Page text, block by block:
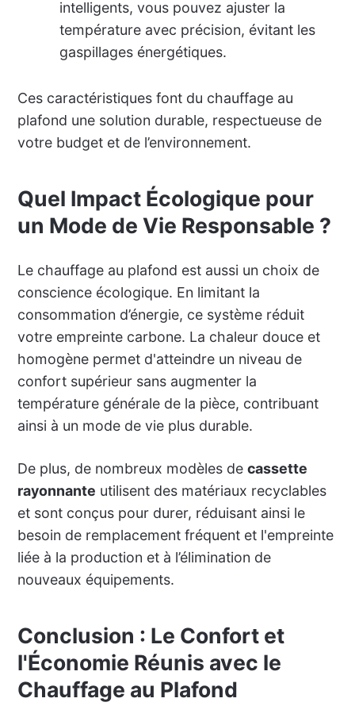
intelligents, vous pouvez ajuster la
température avec précision, évitant les
gaspillages énergétiques.
Ces caractéristiques font du chauffage au
plafond une solution durable, respectueuse de
votre budget et de l’environnement.
Quel Impact Écologique pour
un Mode de Vie Responsable ?
Le chauffage au plafond est aussi un choix de
conscience écologique. En limitant la
consommation d’énergie, ce système réduit
votre empreinte carbone. La chaleur douce et
homogène permet d'atteindre un niveau de
confort supérieur sans augmenter la
température générale de la pièce, contribuant
ainsi à un mode de vie plus durable.
De plus, de nombreux modèles de cassette
rayonnante utilisent des matériaux recyclables
et sont conçus pour durer, réduisant ainsi le
besoin de remplacement fréquent et l'empreinte
liée à la production et à l’élimination de
nouveaux équipements.
Conclusion : Le Confort et
l'Économie Réunis avec le
Chauffage au Plafond